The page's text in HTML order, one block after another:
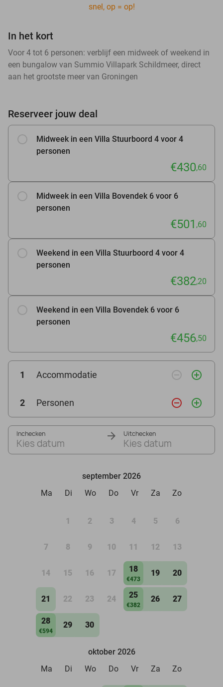
snel, op = op!
In het kort
Voor 4 tot 6 personen: verblijf een midweek of weekend in
een bungalow van Summio Villapark Schildmeer, direct
aan het grootste meer van Groningen
Reserveer jouw deal
Midweek in een Villa Stuurboord 4 voor 4
personen
€430,60
Midweek in een Villa Bovendek 6 voor 6
personen
€501 ,60
Weekend in een Villa Stuurboord 4 voor 4
personen
€382,20
Weekend in een Villa Bovendek 6 voor 6
personen
€456,50
1 Accommodatie remove_circle_outline add_circle_outline
2 Personen remove_circle_outline add_circle_outline
Inchecken
Kies datum
Uitchecken
Kies datum
september 2026
Ma
Di Wo Do Vr Za Zo
1 2 3 4 5 6
7 8 9 10 11 12 13
14 15 16 17 18
€473
19 20
21 22 23 24 25
€382
26 27
28
€594
29 30
oktober 2026
Ma
Di Wo Do Vr Za Zo